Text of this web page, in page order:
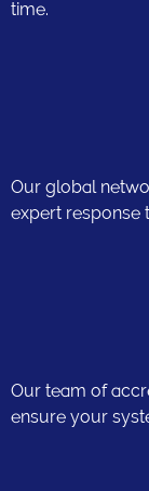
time.
Our global
expert response
Our team of
ensure your